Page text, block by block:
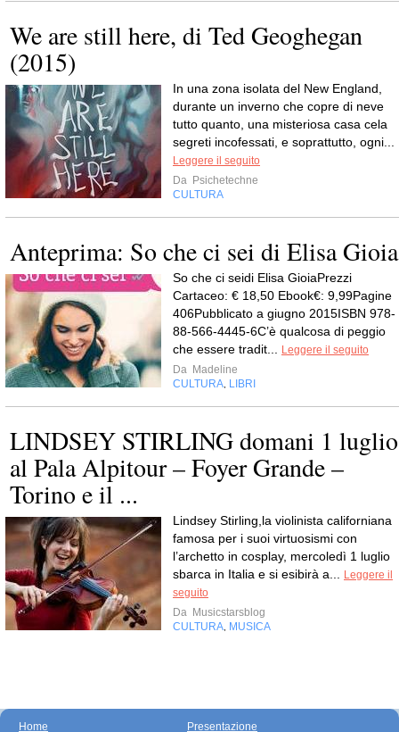
We are still here, di Ted Geoghegan
(2015)
In una zona isolata del New England,
durante un inverno che copre di neve
tutto quanto, una misteriosa casa cela
segreti incofessati, e soprattutto, ogni...
Leggere il seguito
Da Psichetechne
CULTURA
Anteprima: So che ci sei di Elisa Gioia
So che ci seidi Elisa GioiaPrezzi
Cartaceo: € 18,50 Ebook€: 9,99Pagine
406Pubblicato a giugno 2015ISBN 978-
88-566-4445-6C’è qualcosa di peggio
che essere tradit...
Leggere il seguito
Da Madeline
CULTURA LIBRI
LINDSEY STIRLING domani 1 luglio
al Pala Alpitour – Foyer Grande –
Torino e il ...
Lindsey Stirling,la violinista californiana
famosa per i suoi virtuosismi con
l’archetto in cosplay, mercoledì 1 luglio
sbarca in Italia e si esibirà a...
Leggere il
seguito
Da Musicstarsblog
CULTURA MUSICA
Home Presentazione